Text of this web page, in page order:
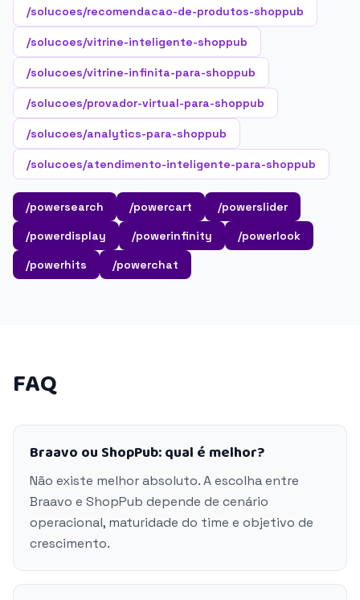
/solucoes/recomendacao-de-produtos-shoppub
/solucoes/vitrine-inteligente-shoppub
/solucoes/vitrine-infinita-para-shoppub
/solucoes/provador-virtual-para-shoppub
/solucoes/analytics-para-shoppub
/solucoes/atendimento-inteligente-para-shoppub
/powersearch /powercart
/powerslider
/powerdisplay
/powerinfinity
/powerlook
/powerhits
/powerchat
FAQ
Braavo ou ShopPub: qual é melhor?
Não existe melhor absoluto. A escolha entre
Braavo e ShopPub depende de cenário
operacional, maturidade do time e objetivo de
crescimento.